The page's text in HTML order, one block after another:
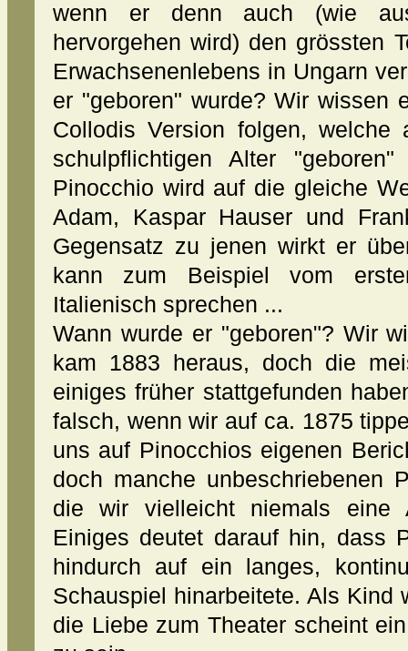
wenn er denn auch (wie
hervorgehen wird) den grössten
Erwachsenenlebens in Ungarn
er "geboren" wurde? Wir wissen
Collodis Version folgen, welche
schulpflichtigen Alter
Pinocchio wird auf die gleiche
Adam, Kaspar Hauser und
Gegensatz zu jenen wirkt er
kann zum Beispiel vom
Italienisch sprechen ...
Wann wurde er "geboren"? Wir
kam 1883 heraus, doch die
einiges früher stattgefunden
falsch, wenn wir auf ca. 1875
uns auf Pinocchios eigenen
doch manche unbeschriebenen
die wir vielleicht niemals eine
Einiges deutet darauf hin, dass
hindurch auf ein langes,
Schauspiel hinarbeitete. Als Kind
die Liebe zum Theater scheint